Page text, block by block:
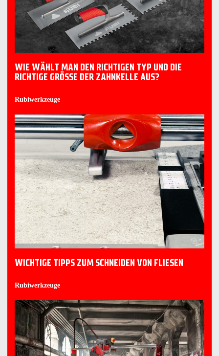
WIE WÄHLT MAN DEN RICHTIGEN TYP UND DIE
RICHTIGE GRÖSSE DER ZAHNKELLE AUS?
Rubiwerkzeuge
WICHTIGE TIPPS ZUM SCHNEIDEN VON FLIESEN
Rubiwerkzeuge